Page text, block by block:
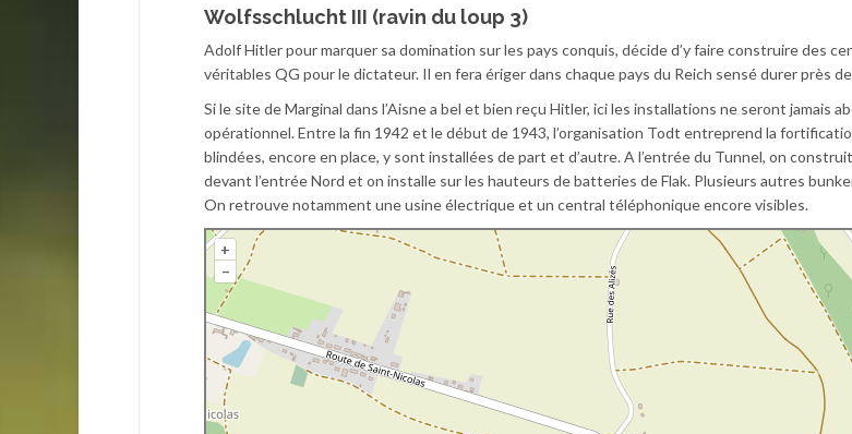
Wolfsschlucht III (ravin du loup 3)
Adolf Hitler pour marquer sa domination sur les pays conquis, décide d’y faire construire des
véritables QG pour le dictateur. Il en fera ériger dans chaque pays du Reich sensé durer près
Si le site de Marginal dans l’Aisne a bel et bien reçu Hitler, ici les installations ne seront jamais
opérationnel. Entre la fin 1942 et le début de 1943, l’organisation Todt entreprend la
blindées, encore en place, y sont installées de part et d’autre. A l’entrée du Tunnel, on
devant l’entrée Nord et on installe sur les hauteurs de batteries de Flak. Plusieurs autres
On retrouve notamment une usine électrique et un central téléphonique encore visibles.
+
–